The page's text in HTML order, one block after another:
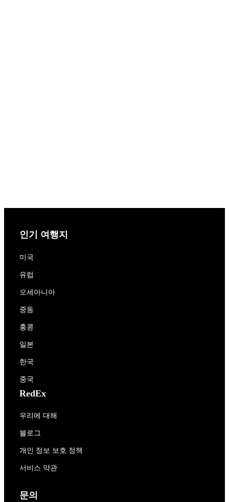
인기 여행지
미국
유럽
오세아니아
중동
홍콩
일본
한국
중국
RedEx
우리에 대해
블로그
개인 정보 보호 정책
서비스 약관
문의